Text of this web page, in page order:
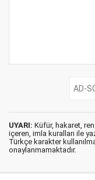
UYARI: Küfür, hakaret,
içeren, imla kuralları ile
Türkçe karakter
onaylanmamaktadır.